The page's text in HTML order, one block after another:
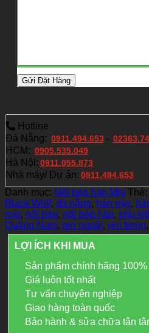
Hotline
Đà Nẵng: 0911.494.653 -
HCM: 0905.535.049
Hà Nội: 0911.055.873
Nhà máy/ Dự án: 0911.494.653
Danh mục: Nối bép hàn Mig Thẻ:
Black Wolf, đà nẵng, hàn mig,
mig, nối bép, nối bép hàn, phụ
Quảng Nam, ren ngoài, ren trong,
LỢI ÍCH KHI MUA
Sản phẩm chính hãng 100%
Giá luôn tốt nhất
Tư vấn chuyên nghiệp
Giao hàng toàn quốc
Bảo hành & sửa chữa tận